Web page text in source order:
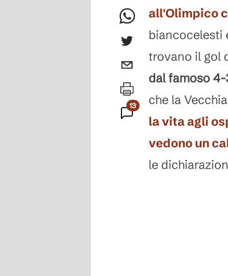
1314
Commenti
all'Olimpico
biancocelesti
trovano il gol
dal famoso
che la
la vita agli
vedono un
le